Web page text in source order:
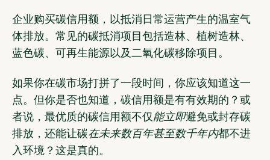
企业购买碳信用额，以抵消日常运营产生的温室气
体排放。常见的碳抵消项目包括造林、植树造林、
蓝色碳、可再生能源以及二氧化碳移除项目。
如果你在碳市场打拼了一段时间，你应该知道这一
点。但你是否也知道，碳信用额是有有效期的？或
者说，最优质的碳信用额不仅能立即避免或封存碳
排放，还能让碳在未来数百年甚至数千年内都不进
入环境？这是真的。